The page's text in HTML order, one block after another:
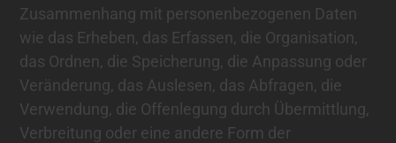
Zusammenhang mit personenbezogenen Daten
wie das Erheben, das Erfassen, die Organisation,
das Ordnen, die Speicherung, die Anpassung oder
Veränderung, das Auslesen, das Abfragen, die
Verwendung, die Offenlegung durch Übermittlung,
Verbreitung oder eine andere Form der